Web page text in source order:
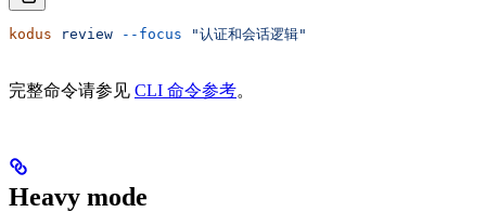
kodus review --focus "认证和会话逻辑"
完整命令请参见 CLI 命令参考。
Heavy mode